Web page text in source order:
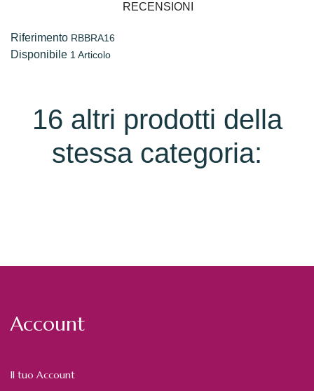
RECENSIONI
Riferimento RBBRA16
Disponibile 1 Articolo
16 altri prodotti della
stessa categoria:
Account
Il tuo Account